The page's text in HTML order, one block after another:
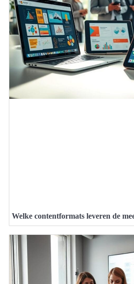
Welke contentformats leveren de